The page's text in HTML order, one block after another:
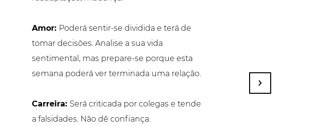
Amor: Poderá sentir-se dividida e terá de
tomar decisões. Analise a sua vida
sentimental, mas prepare-se porque esta
semana poderá ver terminada uma relação.
Carreira: Será criticada por colegas e tende
a falsidades. Não dê confiança.